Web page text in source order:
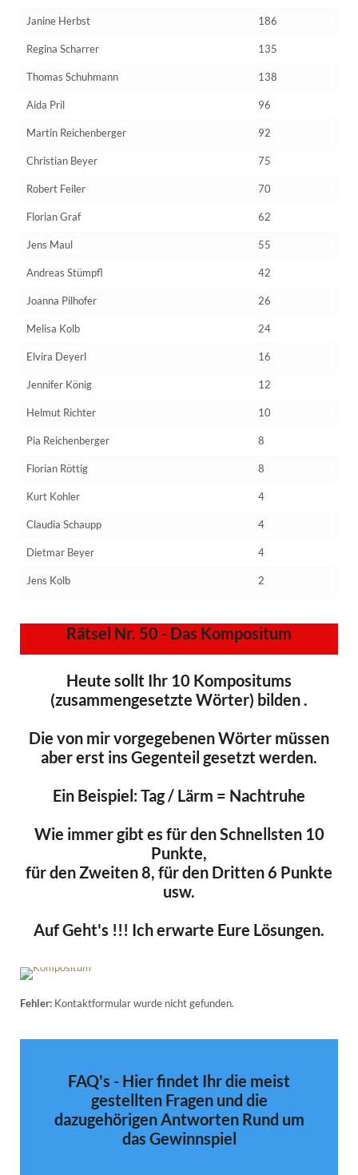
Janine Herbst 186
Regina Scharrer 135
Thomas Schuhmann 138
Aida Pril 96
Martin Reichenberger 92
Christian Beyer 75
Robert Feiler 70
Florian Graf 62
Jens Maul 55
Andreas Stümpfl 42
Joanna Pilhofer 26
Melisa Kolb 24
Elvira Deyerl 16
Jennifer König 12
Helmut Richter 10
Pia Reichenberger 8
Florian Röttig 8
Kurt Kohler 4
Claudia Schaupp 4
Dietmar Beyer 4
Jens Kolb 2
Rätsel Nr. 50 - Das Kompositum
Heute sollt Ihr 10 Kompositums
(zusammengesetzte Wörter) bilden .
Die von mir vorgegebenen Wörter müssen
aber erst ins Gegenteil gesetzt werden.
Ein Beispiel: Tag / Lärm = Nachtruhe
Wie immer gibt es für den Schnellsten 10
Punkte,
für den Zweiten 8, für den Dritten 6 Punkte
usw.
Auf Geht's !!! Ich erwarte Eure Lösungen.
Fehler: Kontaktformular wurde nicht gefunden.
FAQ's - Hier findet Ihr die meist
gestellten Fragen und die
dazugehörigen Antworten Rund um
das Gewinnspiel